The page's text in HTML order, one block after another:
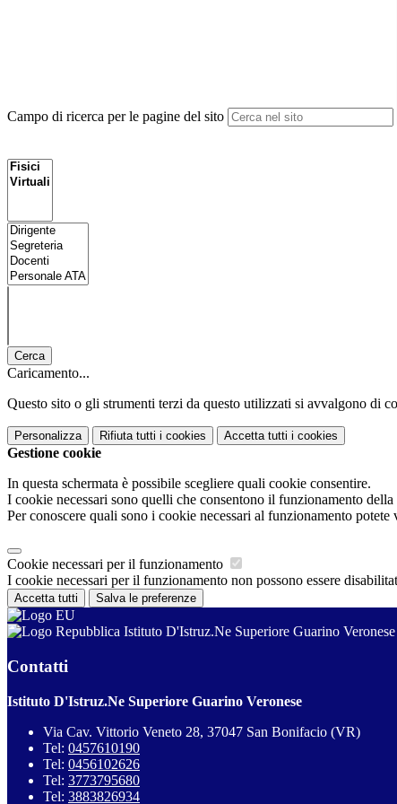
Campo di ricerca per le pagine del sito
Cerca
Caricamento...
Questo sito o gli strumenti terzi da questo utilizzati si avvalgono di
Personalizza Rifiuta tutti i cookies Accetta tutti i cookies
Gestione cookie
In questa schermata è possibile scegliere quali cookie consentire.
I cookie necessari sono quelli che consentono il funzionamento
Per conoscere quali sono i cookie necessari al funzionamento potete
Cookie necessari per il funzionamento
I cookie necessari per il funzionamento non possono essere
Accetta tutti Salva le preferenze
Istituto D'Istruz.Ne Superiore Guarino Veronese
Contatti
Istituto D'Istruz.Ne Superiore Guarino Veronese
Via Cav. Vittorio Veneto 28, 37047 San Bonifacio (VR)
Tel: 0457610190
Tel: 0456102626
Tel: 3773795680
Tel: 3883826934